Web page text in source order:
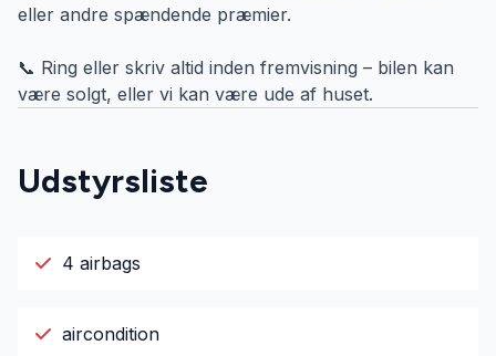
eller andre spændende præmier.
📞 Ring eller skriv altid inden fremvisning – bilen kan
være solgt, eller vi kan være ude af huset.
Udstyrsliste
4 airbags
aircondition